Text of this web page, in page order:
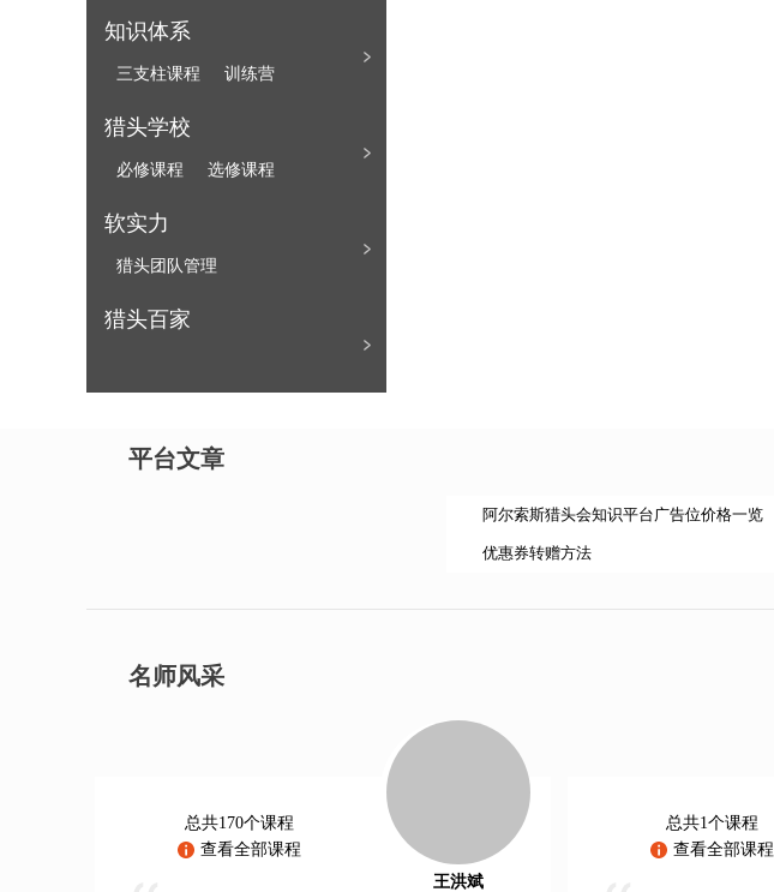
知识体系
三支柱课程 训练营
猎头知识体系
合作谈判 职位调研
寻访知识与技能
面试安排 薪酬谈判
背景调查 离职辅导
猎头学校
必修课程 选修课程
软实力
猎头团队管理
猎头个人管理
猎头百家
平台文章
阿尔索斯猎头会知识平台广告位价格一览
优惠券转赠方法
名师风采
王洪斌
总共170个课程
查看全部课程
总共1个课程
查看全部课程